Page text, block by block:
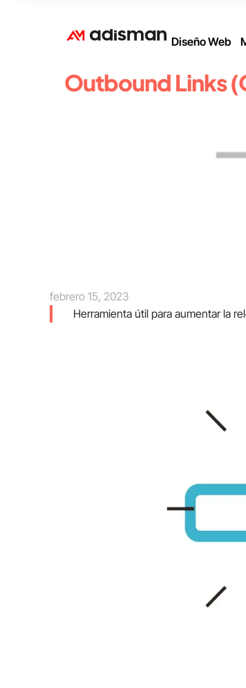
Diseño Web
Outbound Links
febrero 15, 2023
Herramienta útil para aumentar la